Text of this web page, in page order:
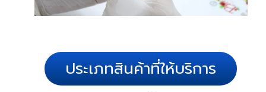
ประเภทสินค้าที่ให้บริการ